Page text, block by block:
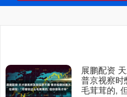
展鹏配资
普京视察时
毛茸茸的,